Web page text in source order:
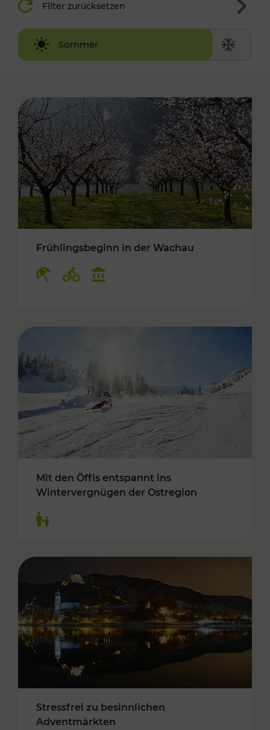
Filter zurücksetzen
Sommer
Winter
Frühlingsbeginn in der Wachau
Mit den Öffis entspannt ins
Wintervergnügen der Ostregion
Stressfrei zu besinnlichen
Adventmärkten